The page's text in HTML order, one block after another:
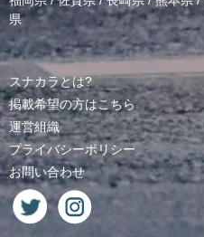
県
スナカラとは?
掲載希望の方はこちら
運営組織
プライバシーポリシー
お問い合わせ